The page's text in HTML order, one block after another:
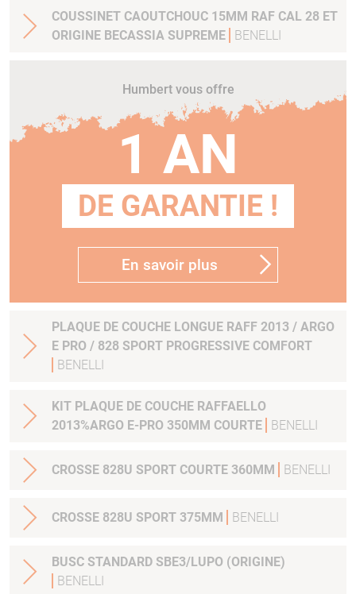
COUSSINET CAOUTCHOUC 15MM RAF CAL 28 ET
ORIGINE BECASSIA SUPREME
BENELLI
Humbert vous offre
1 AN
DE GARANTIE !
En savoir plus
PLAQUE DE COUCHE LONGUE RAFF 2013 / ARGO
E PRO / 828 SPORT PROGRESSIVE COMFORT
BENELLI
KIT PLAQUE DE COUCHE RAFFAELLO
2013%ARGO E-PRO 350MM COURTE
BENELLI
CROSSE 828U SPORT COURTE 360MM BENELLI
CROSSE 828U SPORT 375MM BENELLI
BUSC STANDARD SBE3/LUPO (ORIGINE)
BENELLI